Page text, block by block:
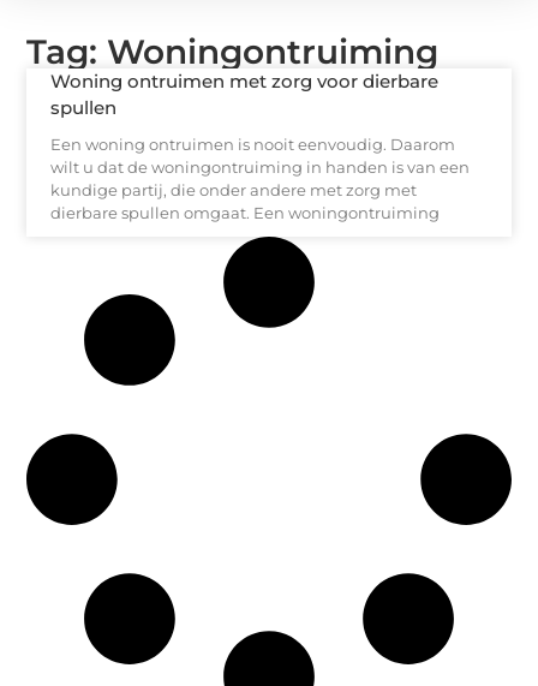
Tag: Woningontruiming
Woning ontruimen met zorg voor dierbare
spullen
Een woning ontruimen is nooit eenvoudig. Daarom
wilt u dat de woningontruiming in handen is van een
kundige partij, die onder andere met zorg met
dierbare spullen omgaat. Een woningontruiming